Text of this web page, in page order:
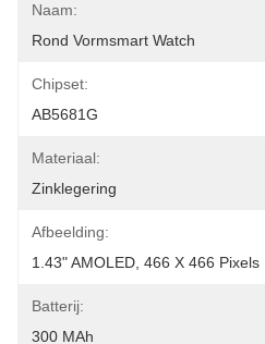
Naam:
Rond Vormsmart Watch
Chipset:
AB5681G
Materiaal:
Zinklegering
Afbeelding:
1.43" AMOLED, 466 X 466 Pixels
Batterij:
300 MAh